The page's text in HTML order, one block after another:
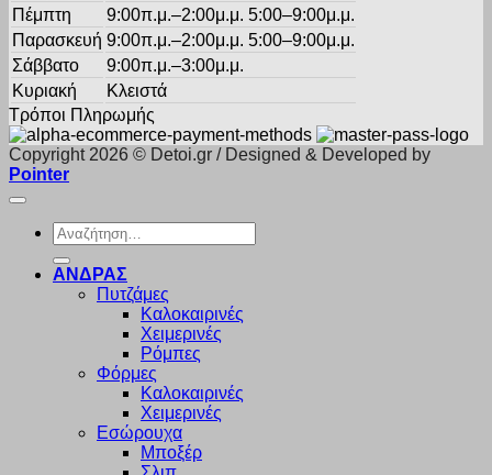
Πέμπτη
9:00π.μ.–2:00μ.μ. 5:00–9:00μ.μ.
Παρασκευή 9:00π.μ.–2:00μ.μ. 5:00–9:00μ.μ.
Σάββατο
9:00π.μ.–3:00μ.μ.
Κυριακή
Κλειστά
Τρόποι Πληρωμής
Copyright 2026 © Detoi.gr / Designed & Developed by
Pointer
Αναζήτηση
για:
ΑΝΔΡΑΣ
Πυτζάμες
Καλοκαιρινές
Χειμερινές
Ρόμπες
Φόρμες
Καλοκαιρινές
Χειμερινές
Εσώρουχα
Μποξέρ